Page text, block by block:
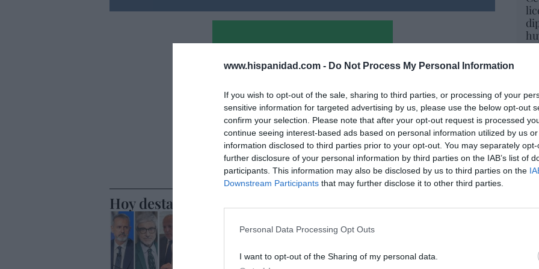
www.hispanidad.com - Do Not Process My Personal Information
If you wish to opt-out of the sale, sharing to third parties, or processing of your
sensitive information for targeted advertising by us, please use the below opt-out
confirm your selection. Please note that after your opt-out request is processed
continue seeing interest-based ads based on personal information utilized by us
information disclosed to third parties prior to your opt-out. You may separately
further disclosure of your personal information by third parties on the IAB’s list of
participants. This information may also be disclosed by us to third parties on the
Downstream Participants that may further disclose it to other third parties.
Personal Data Processing Opt Outs
I want to opt-out of the Sharing of my personal data.
Hoy destacamos
Telefónica. Situación límite: bronca en Reino
Goñi reivindica la Presidencia
tu